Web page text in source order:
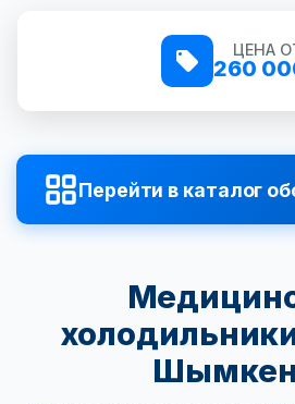
ЦЕНА
260
Перейти в каталог